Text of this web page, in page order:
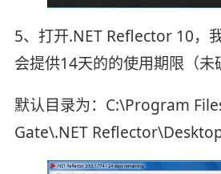
5、打开.NET Reflector 10，
会提供14天的的使用期限（未
默认目录为：C:\Program
Gate\.NET